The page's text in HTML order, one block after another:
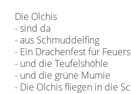
Die Olchis
- sind da
- aus Schmuddelfing
- Ein Drachenfest für
- und die Teufelshöhle
- und die grüne Mumie
- Die Olchis fliegen in die